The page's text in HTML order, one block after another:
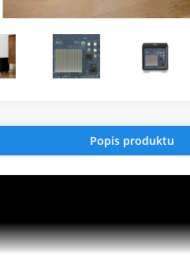
Popis produktu